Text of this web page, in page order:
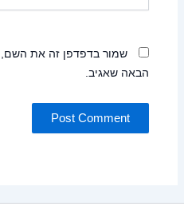
שמור בדפדפן זה את השם,
הבאה שאגיב.